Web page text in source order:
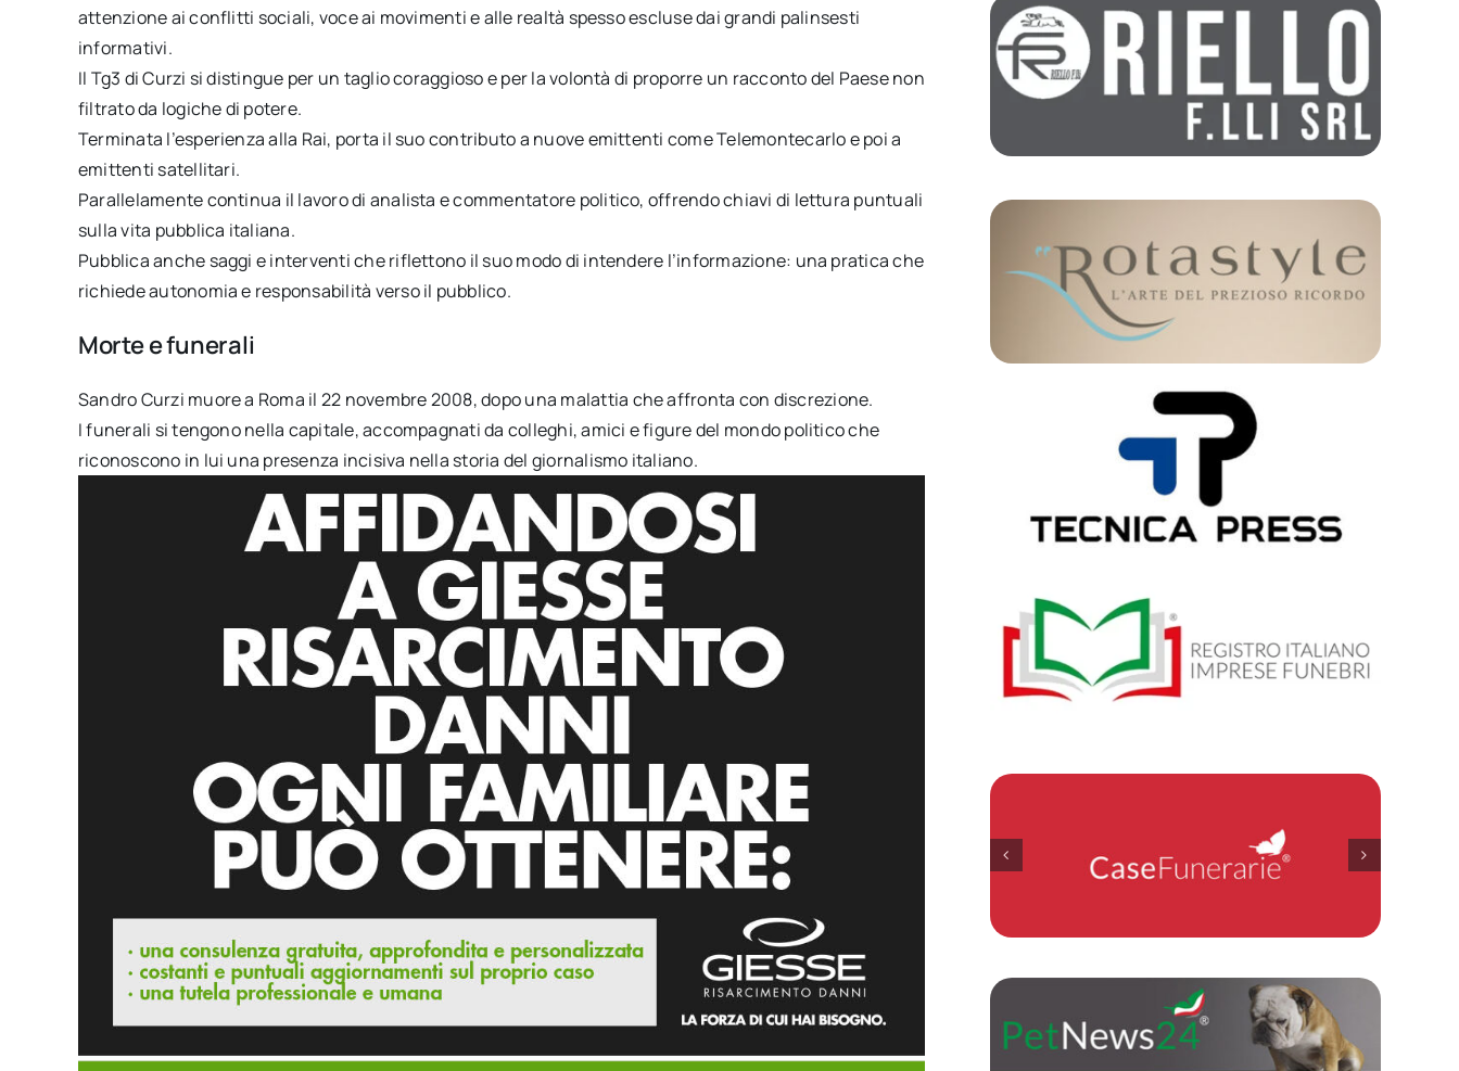
attenzione ai conflitti sociali, voce ai movimenti e alle realtà spesso escluse dai grandi palinsesti
informativi.
Il Tg3 di Curzi si distingue per un taglio coraggioso e per la volontà di proporre un racconto del Paese non
filtrato da logiche di potere.
Terminata l’esperienza alla Rai, porta il suo contributo a nuove emittenti come Telemontecarlo e poi a
emittenti satellitari.
Parallelamente continua il lavoro di analista e commentatore politico, offrendo chiavi di lettura puntuali
sulla vita pubblica italiana.
Pubblica anche saggi e interventi che riflettono il suo modo di intendere l’informazione: una pratica che
richiede autonomia e responsabilità verso il pubblico.
Morte e funerali
Sandro Curzi muore a Roma il 22 novembre 2008, dopo una malattia che affronta con discrezione.
I funerali si tengono nella capitale, accompagnati da colleghi, amici e figure del mondo politico che
riconoscono in lui una presenza incisiva nella storia del giornalismo italiano.